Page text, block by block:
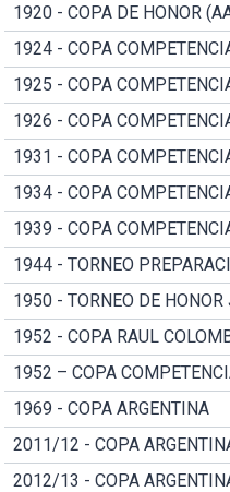
1920 - COPA DE HONOR
1924 - COPA
1925 - COPA
1926 - COPA
1931 - COPA
1934 - COPA
1939 - COPA
1944 - TORNEO
1950 - TORNEO DE HONOR
1952 - COPA RAUL
1952 – COPA
1969 - COPA ARGENTINA
2011/12 - COPA
2012/13 - COPA